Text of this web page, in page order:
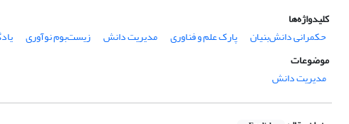
کلیدواژه‌ها
حکمرانی دانش‌بنیان
پارک علم و فناوری مدیریت دانش زیست‌بوم نوآوری
موضوعات
مدیریت دانش